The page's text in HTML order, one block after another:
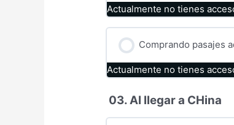
Actualmente no tienes
Comprando pasajes
Actualmente no tienes
03. Al llegar a CHina